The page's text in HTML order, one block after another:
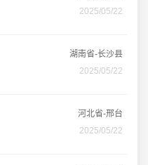
2025/05/22
湖南省-长沙县
2025/05/22
河北省-邢台
2025/05/22